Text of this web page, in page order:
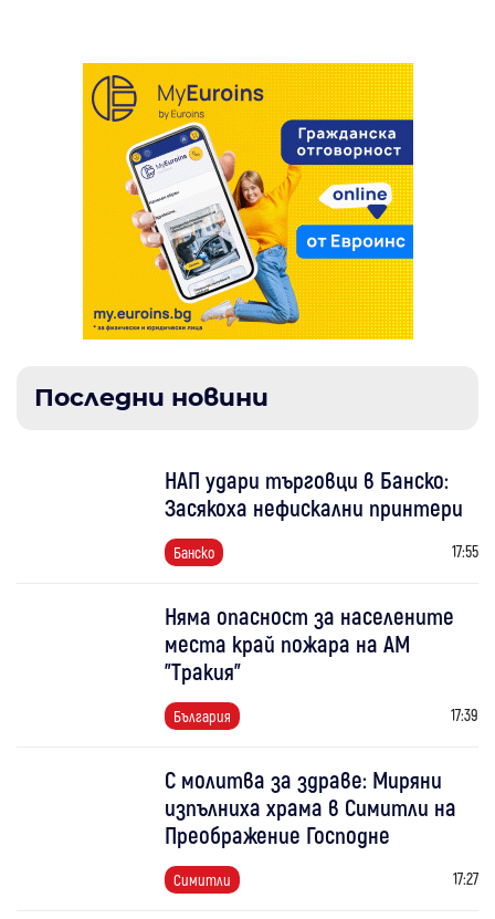
Последни новини
НАП удари търговци в Банско:
Засякоха нефискални принтери
Банско 17:55
Няма опасност за населените
места край пожара на АМ
"Тракия"
България 17:39
С молитва за здраве: Миряни
изпълниха храма в Симитли на
Преображение Господне
Симитли 17:27